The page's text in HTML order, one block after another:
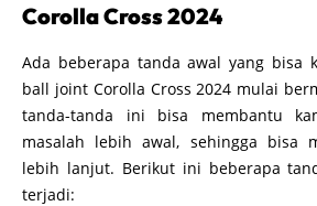
Corolla Cross 2024
Ada beberapa tanda awal yang bisa
ball joint Corolla Cross 2024 mulai
tanda-tanda ini bisa membantu
masalah lebih awal, sehingga bisa
lebih lanjut. Berikut ini beberapa
terjadi: